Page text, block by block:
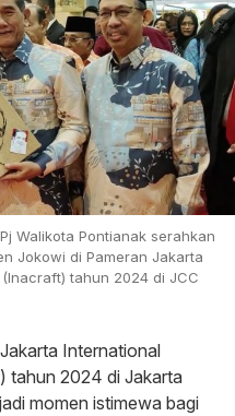
Walikota Pontianak serahkan
Jokowi di Pameran Jakarta
tahun 2024 di JCC
International
tahun 2024 di Jakarta
momen istimewa bagi